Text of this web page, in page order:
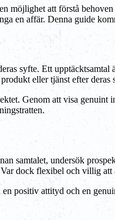
möjlighet att förstå
en affär. Denna guide
syfte. Ett
eller tjänst efter deras
Genom att visa
samtalet, undersök
dock flexibel och villig
positiv attityd och en